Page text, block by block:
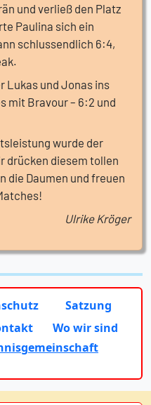
und verließ den Platz
Paulina sich ein
schlussendlich 6:4,
Lukas und Jonas ins
mit Bravour – 6:2 und
wurde der
drücken diesem tollen
die Daumen und freuen
Ulrike Kröger
Satzung
Wo wir sind